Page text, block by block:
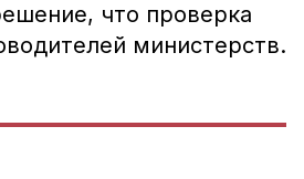
что проверка
министерств.